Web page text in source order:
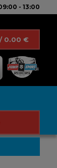
- 13:00
0.00 €